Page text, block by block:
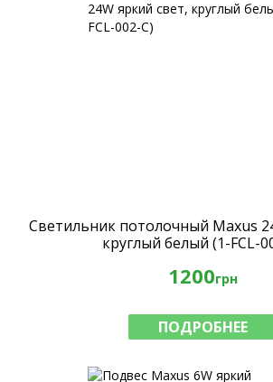
Светильник потолочный Maxus
круглый белый (1-FCL-
1200грн
ПОДРОБНЕЕ